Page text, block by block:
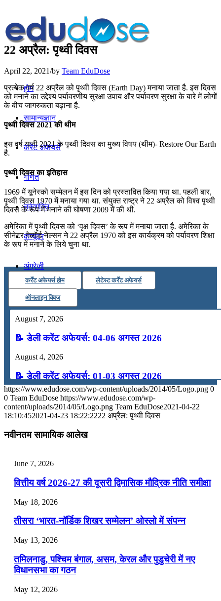
होम
सामान्यज्ञान
करेंट अफेयर्स
गणित
तर्कशक्ति
कंप्यूटर
अंग्रेजी
मॉक टेस्ट
टुडेज जीके
Menu Menu
22 अप्रैल: पृथ्वी दिवस
April 22, 2021/by Team EduDose
प्रत्येक वर्ष 22 अप्रैल को पृथ्वी दिवस (Earth Day) मनाया जाता है. इस दिवस
को मनाने का उद्देश्य पर्यावरणीय सुरक्षा उपाय और पर्यावरण सुरक्षा के बारे में लोगों
के बीच जागरुकता बढ़ाना है.
पृथ्वी दिवस 2021 की थीम
इस वर्ष यानी 2021 के पृथ्वी दिवस का मुख्य विषय (थीम)- Restore Our Earth
है.
पृथ्वी दिवस का इतिहास
1969 में यूनेस्‍को सम्‍मेलन में इस दिन को प्रस्‍तावित किया गया था. पहली बार,
पृथ्वी दिवस 1970 में मनाया गया था. संयुक्त राष्ट्र ने 22 अप्रैल को विश्व पृथ्वी
दिवस के रूप में मनाने की घोषणा 2009 में की थी.
अमेरिका में पृथ्वी दिवस को ‘वृक्ष दिवस’ के रूप में मनाया जाता है. अमेरिका के
सीनेटर गेलॉर्ड नेल्सन ने 22 अप्रैल 1970 को इस कार्यक्रम को पर्यावरण शिक्षा
के रूप में मनाने के लिये चुना था.
कर्रेंट अफेयर्स होम लेटेस्ट कर्रेंट अफेयर्स
ऑनलाइन क्विज
August 7, 2026
📝 डेली करेंट अफेयर्स: 04-06 अगस्त 2026
August 4, 2026
📝 डेली करेंट अफेयर्स: 01-03 अगस्त 2026
July 31, 2026
📝 डेली करेंट अफेयर्स: 28-31 जुलाई 2026
July 28, 2026
📝 डेली करेंट अफेयर्स: 22-24 जुलाई 2026
📝 डेली करेंट अफेयर्स: 16-18 जुलाई 2026
https://www.edudose.com/wp-content/uploads/2014/05/Logo.png 0
0 Team EduDose https://www.edudose.com/wp-
content/uploads/2014/05/Logo.png Team EduDose2021-04-22
18:10:452021-04-23 18:22:2222 अप्रैल: पृथ्वी दिवस
नवीनतम सामायिक आलेख
June 7, 2026
वित्तीय वर्ष 2026-27 की दूसरी द्विमासिक मौद्रिक नीति समीक्षा
May 18, 2026
तीसरा ‘भारत-नॉर्डिक शिखर सम्मेलन’ ओस्लो में संपन्न
May 13, 2026
तमिलनाडु, पश्चिम बंगाल, असम, केरल और पुडुचेरी में नए
विधानसभा का गठन
May 12, 2026